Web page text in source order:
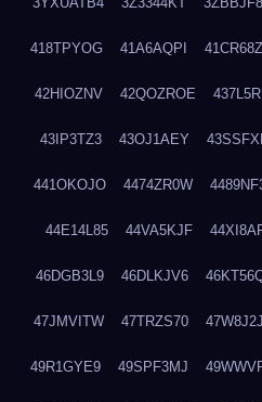
418TPYOG 41A6AQPI
42HIOZNV 42QOZROE
43IP3TZ3 43OJ1AEY
441OKOJO 4474ZR0W
44E14L85 44VA5KJF
46DGB3L9 46DLKJV6
47JMVITW 47TRZS70
49R1GYE9 49SPF3MJ